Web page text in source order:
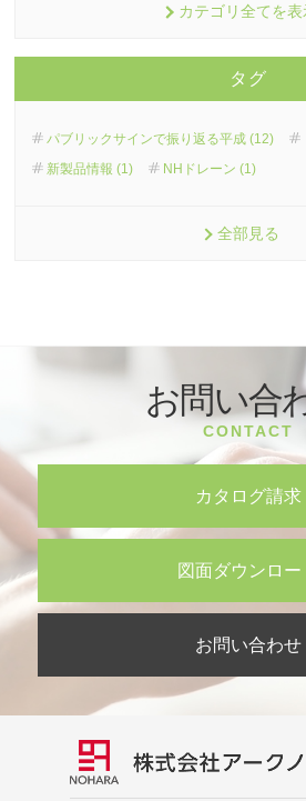
カテゴリ全てを表
タグ
パブリックサインで振り返る平成 (12)
新製品情報 (1)
NHドレーン (1)
全部見る
お問い合
CONTACT
カタログ請求
図面ダウンロー
お問い合わせ